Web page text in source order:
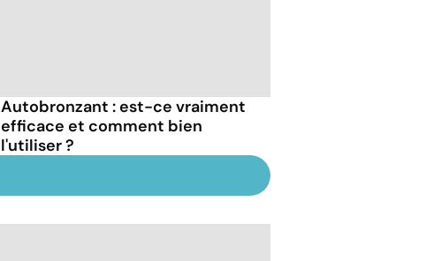
Autobronzant : est-ce vraiment
efficace et comment bien
l'utiliser ?